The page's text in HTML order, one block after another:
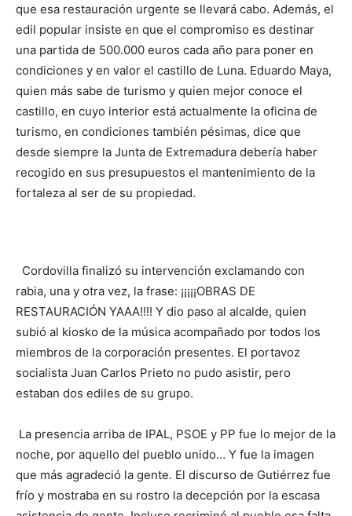
que esa restauración urgente se llevará cabo. Además, el
edil popular insiste en que el compromiso es destinar
una partida de 500.000 euros cada año para poner en
condiciones y en valor el castillo de Luna. Eduardo Maya,
quien más sabe de turismo y quien mejor conoce el
castillo, en cuyo interior está actualmente la oficina de
turismo, en condiciones también pésimas, dice que
desde siempre la Junta de Extremadura debería haber
recogido en sus presupuestos el mantenimiento de la
fortaleza al ser de su propiedad.
Cordovilla finalizó su intervención exclamando con
rabia, una y otra vez, la frase: ¡¡¡¡¡OBRAS DE
RESTAURACIÓN YAAA!!!! Y dio paso al alcalde, quien
subió al kiosko de la música acompañado por todos los
miembros de la corporación presentes. El portavoz
socialista Juan Carlos Prieto no pudo asistir, pero
estaban dos ediles de su grupo.
La presencia arriba de IPAL, PSOE y PP fue lo mejor de la
noche, por aquello del pueblo unido… Y fue la imagen
que más agradeció la gente. El discurso de Gutiérrez fue
frío y mostraba en su rostro la decepción por la escasa